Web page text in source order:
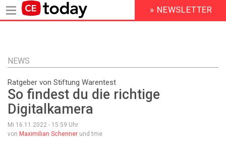
Inhalt
HEADER
MENU
» NEWSLETTER
NEWS
Ratgeber von Stiftung Warentest
So findest du die richtige
Digitalkamera
Mi 16.11.2022 - 15:59 Uhr
von Maximilian Schenner und tme